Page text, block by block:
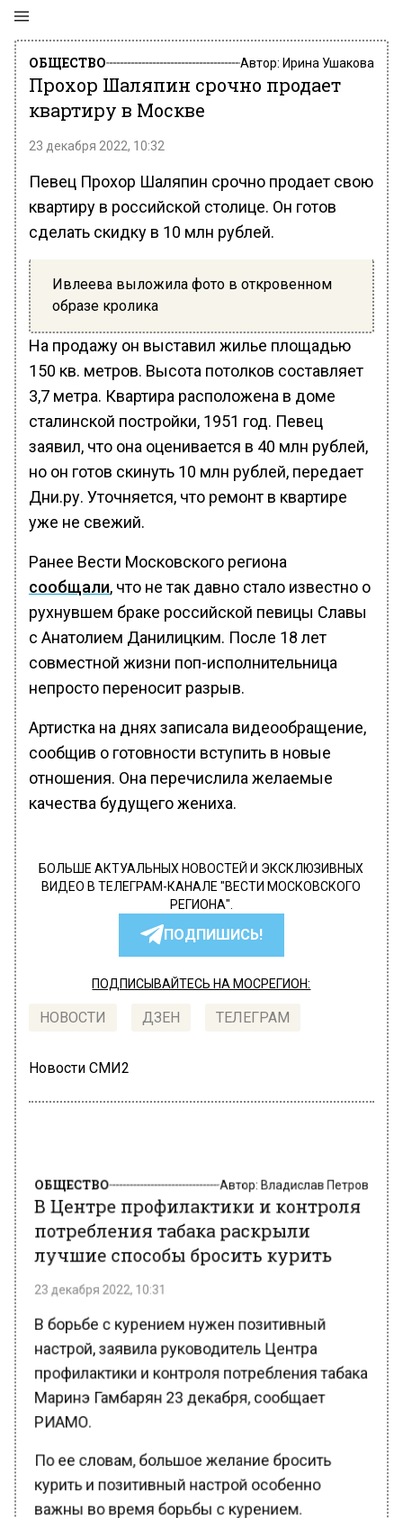
ОБЩЕСТВО Автор: Ирина Ушакова
Прохор Шаляпин срочно продает
квартиру в Москве
23 декабря 2022, 10:32
Певец Прохор Шаляпин срочно продает свою
квартиру в российской столице. Он готов
сделать скидку в 10 млн рублей.
Ивлеева выложила фото в откровенном
образе кролика
На продажу он выставил жилье площадью
150 кв. метров. Высота потолков составляет
3,7 метра. Квартира расположена в доме
сталинской постройки, 1951 год. Певец
заявил, что она оценивается в 40 млн рублей,
но он готов скинуть 10 млн рублей, передает
Дни.ру. Уточняется, что ремонт в квартире
уже не свежий.
Ранее Вести Московского региона
сообщали, что не так давно стало известно о
рухнувшем браке российской певицы Славы
с Анатолием Данилицким. После 18 лет
совместной жизни поп-исполнительница
непросто переносит разрыв.
Артистка на днях записала видеообращение,
сообщив о готовности вступить в новые
отношения. Она перечислила желаемые
качества будущего жениха.
БОЛЬШЕ АКТУАЛЬНЫХ НОВОСТЕЙ И ЭКСКЛЮЗИВНЫХ
ВИДЕО В ТЕЛЕГРАМ-КАНАЛЕ "ВЕСТИ МОСКОВСКОГО
РЕГИОНА".
ПОДПИШИСЬ!
ПОДПИСЫВАЙТЕСЬ НА МОСРЕГИОН:
НОВОСТИ ДЗЕН ТЕЛЕГРАМ
Новости СМИ2
В Центре профилактики и контроля
потребления табака раскрыли
лучшие способы бросить курить
23 декабря 2022, 10:31
настрой, заявила руководитель Центра
профилактики и контроля потребления табака
Маринэ Гамбарян 23 декабря, сообщает
РИАМО.
курить и позитивный настрой особенно
важны во время борьбы с курением.